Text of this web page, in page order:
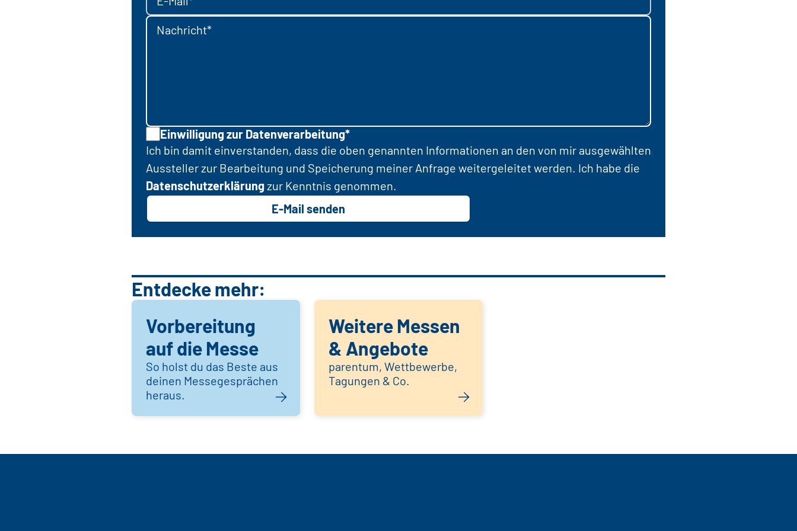
Nachricht*
Einwilligung zur Datenverarbeitung*
Ich bin damit einverstanden, dass die oben genannten Informationen an den von mir ausgewählten
Aussteller zur Bearbeitung und Speicherung meiner Anfrage weitergeleitet werden. Ich habe die
Datenschutzerklärungzur Kenntnis genommen.
E-Mail senden
Entdecke mehr:
Vorbereitung
auf die Messe
So holst du das Beste aus
deinen Messegesprächen
heraus.
Weitere Messen
& Angebote
parentum, Wettbewerbe,
Tagungen & Co.